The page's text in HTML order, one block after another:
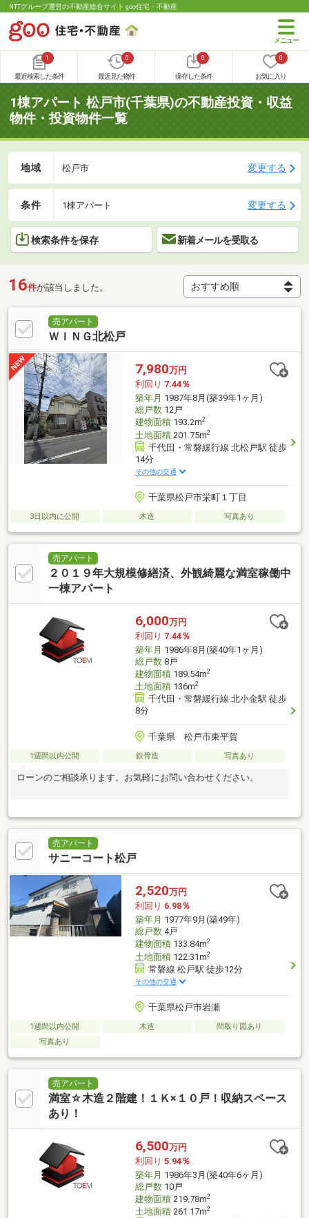
NTTグループ運営の不動産総合サイト goo住宅・不動産
1
最近検索した条件
0
最近見た物件
0
保存した条件
0
お気に入り
1棟アパート 松戸市(千葉県)の不動産投資・収益
物件・投資物件一覧
地域 松戸市 変更する
条件 1棟アパート 変更する
検索条件を保存 新着メールを受取る
16件が該当しました。
売アパート
ＷＩＮＧ北松戸
7,980万円
利回り 7.44％
築年月 1987年8月(築39年1ヶ月)
総戸数12戸
建物面積193.2m2
土地面積201.75m2
千代田・常磐緩行線 北松戸駅 徒歩
14分
その他の交通
千葉県松戸市栄町１丁目
3日以内に公開 木造 写真あり
売アパート
２０１９年大規模修繕済、外観綺麗な満室稼働中
一棟アパート
6,000万円
利回り 7.44％
築年月 1986年8月(築40年1ヶ月)
総戸数8戸
建物面積189.54m2
土地面積136m2
千代田・常磐緩行線 北小金駅 徒歩
8分
千葉県 松戸市東平賀
1週間以内公開 鉄骨造 写真あり
ローンのご相談承ります。お気軽にお問い合わせください。
売アパート
サニーコート松戸
2,520万円
利回り 6.98％
築年月 1977年9月(築49年)
総戸数4戸
建物面積133.84m2
土地面積122.31m2
常磐線 松戸駅 徒歩12分
その他の交通
千葉県松戸市岩瀬
1週間以内公開 木造
間取り図あり
写真あり
売アパート
満室☆木造２階建！１Ｋ×１０戸！収納スペース
あり！
6,500万円
利回り 5.94％
築年月 1986年3月(築40年6ヶ月)
総戸数10戸
建物面積219.78m2
土地面積261.17m2